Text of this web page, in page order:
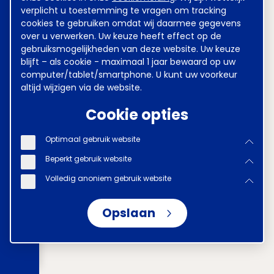
verplicht u toestemming te vragen om tracking
cookies te gebruiken omdat wij daarmee gegevens
over u verwerken. Uw keuze heeft effect op de
gebruiksmogelijkheden van deze website. Uw keuze
blijft – als cookie - maximaal 1 jaar bewaard op uw
computer/tablet/smartphone. U kunt uw voorkeur
altijd wijzigen via de website.
Cookie opties
Optimaal gebruik website
Beperkt gebruik website
Volledig anoniem gebruik website
Opslaan